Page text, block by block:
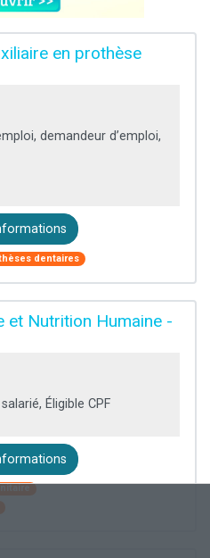
en prothèse
demandeur d’emploi,
dentaires
et Nutrition Humaine -
Éligible CPF